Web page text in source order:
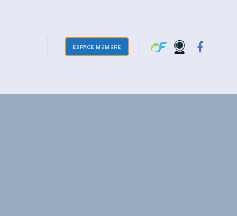
ESPACE MEMBRE